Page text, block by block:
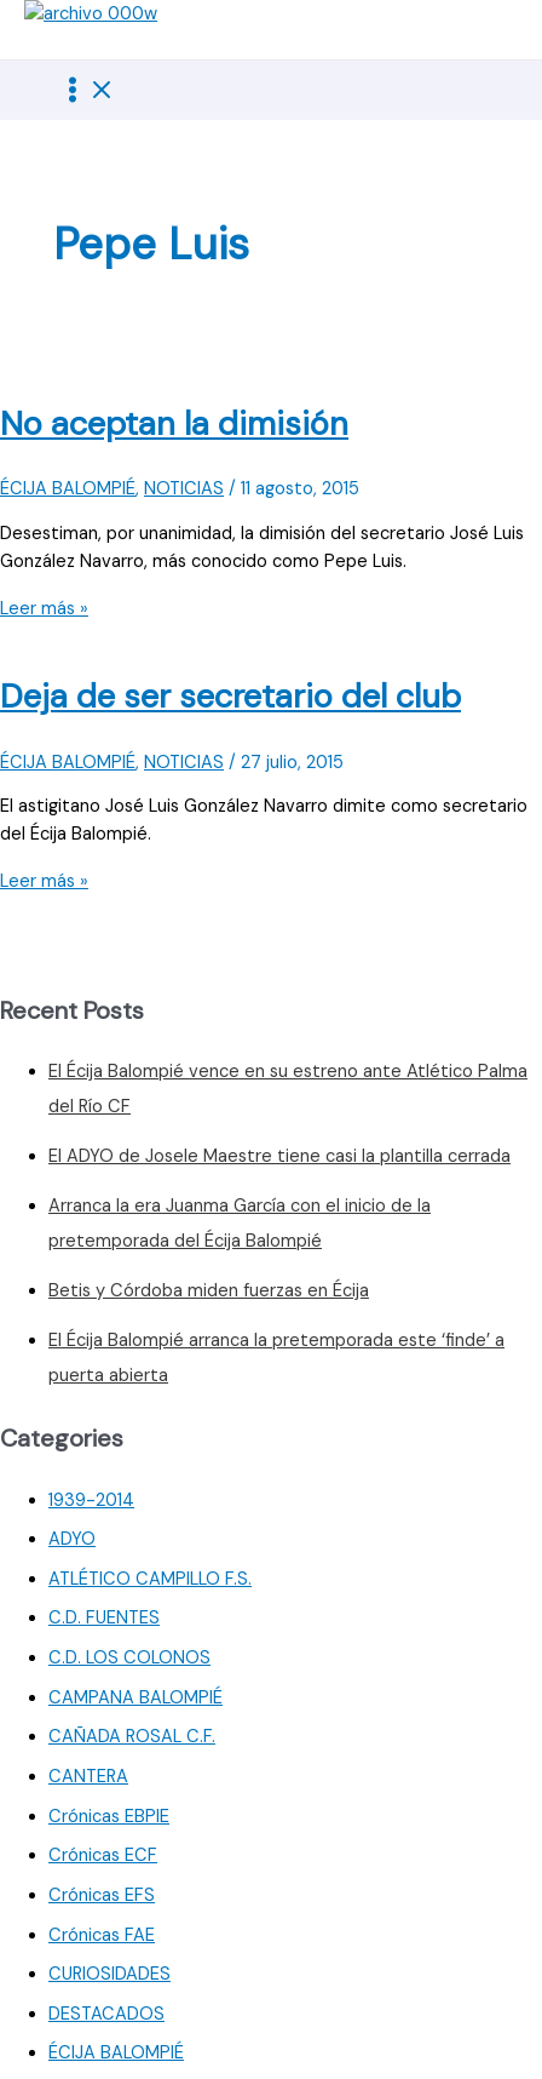
Pepe Luis
No aceptan la dimisión
ÉCIJA BALOMPIÉ, NOTICIAS / 11 agosto, 2015
Desestiman, por unanimidad, la dimisión del secretario José Luis
González Navarro, más conocido como Pepe Luis.
No
dimisión
Leer más »
Deja de ser secretario del club
ÉCIJA BALOMPIÉ, NOTICIAS / 27 julio, 2015
El astigitano José Luis González Navarro dimite como secretario
del Écija Balompié.
Deja
club
Leer más »
Recent Posts
El Écija Balompié vence en su estreno ante Atlético Palma
del Río CF
El ADYO de Josele Maestre tiene casi la plantilla cerrada
Arranca la era Juanma García con el inicio de la
pretemporada del Écija Balompié
Betis y Córdoba miden fuerzas en Écija
El Écija Balompié arranca la pretemporada este ‘finde’ a
puerta abierta
Categories
1939-2014
ADYO
ATLÉTICO CAMPILLO F.S.
C.D. FUENTES
C.D. LOS COLONOS
CAMPANA BALOMPIÉ
CAÑADA ROSAL C.F.
CANTERA
Crónicas EBPIE
Crónicas ECF
Crónicas EFS
Crónicas FAE
CURIOSIDADES
DESTACADOS
ÉCIJA BALOMPIÉ